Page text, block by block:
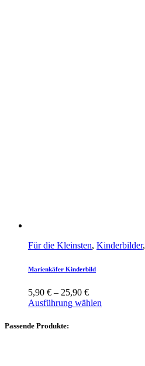
Für die Kleinsten, Kinderbilder,
Marienkäfer Kinderbild
5,90 € – 25,90 €
Ausführung wählen
Passende Produkte: